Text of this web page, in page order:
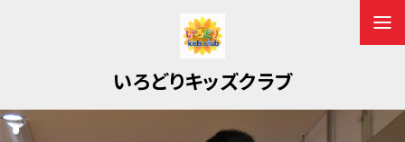
いろどりキッズクラブ